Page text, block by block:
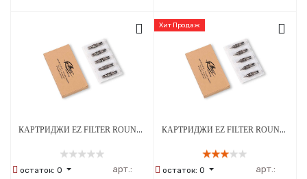
КАРТРИДЖИ EZ FILTER ROUND MAGNUM 0.30 ММ 10ШТ
остаток: 0
арт.:
Хит Продаж
КАРТРИДЖИ EZ FILTER ROUND SHADER 0.35 ММ 10ШТ
остаток:0
арт.: